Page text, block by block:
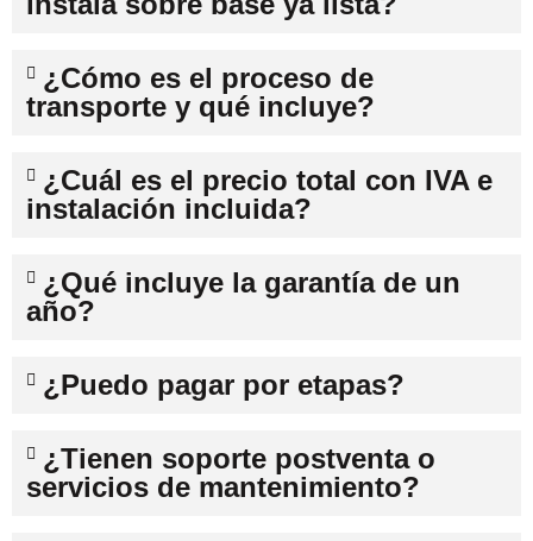
¿Cómo es el proceso de
transporte y qué incluye?
¿Cuál es el precio total con IVA e
instalación incluida?
¿Qué incluye la garantía de un
año?
¿Puedo pagar por etapas?
¿Tienen soporte postventa o
servicios de mantenimiento?